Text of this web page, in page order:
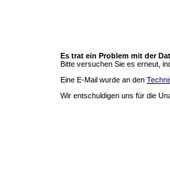
Es trat ein Problem mit der
Bitte versuchen Sie es erneut,
Eine E-Mail wurde an den
Wir entschuldigen uns für die